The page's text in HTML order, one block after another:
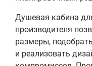
Душевая кабина
производителя
размеры,
и реализовать